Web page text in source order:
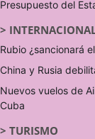
Presupuesto del
>
Rubio ¿sancionará
China y Rusia
Nuevos vuelos de
Cuba
> TURISMO